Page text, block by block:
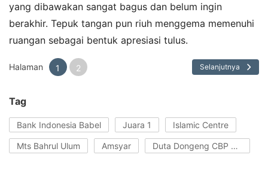
yang dibawakan sangat bagus dan belum ingin
berakhir. Tepuk tangan pun riuh menggema memenuhi
ruangan sebagai bentuk apresiasi tulus.
Halaman 1 2 Selanjutnya
Tag
Bank Indonesia Babel Juara 1 Islamic Centre
Mts Bahrul Ulum Amsyar Duta Dongeng CBP Rupiah